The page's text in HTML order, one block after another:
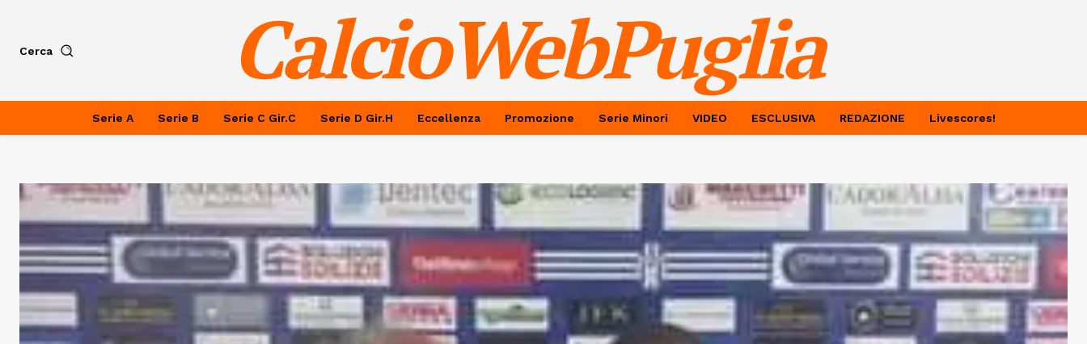
Cerca CalcioWebPuglia
Serie A Serie B Serie C Gir.C Serie D Gir.H Eccellenza Promozione Serie Minori VIDEO ESCLUSIVA REDAZIONE Livescores!